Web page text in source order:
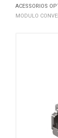
ACESSORIOS
MODULO